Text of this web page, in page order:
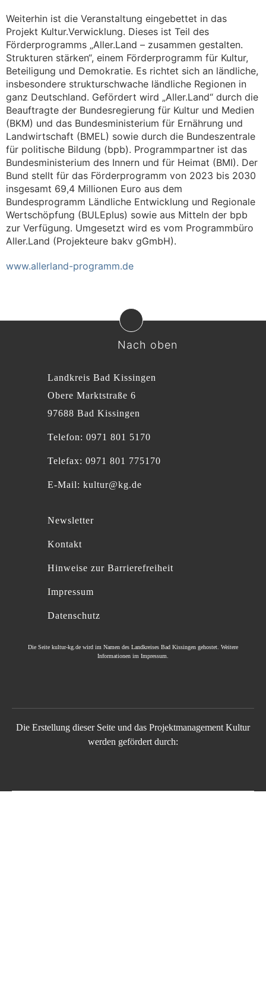
Weiterhin ist die Veranstaltung eingebettet in das
Projekt Kultur.Verwicklung. Dieses ist Teil des
Förderprogramms „Aller.Land – zusammen gestalten.
Strukturen stärken“, einem Förderprogramm für Kultur,
Beteiligung und Demokratie. Es richtet sich an ländliche,
insbesondere strukturschwache ländliche Regionen in
ganz Deutschland. Gefördert wird „Aller.Land“ durch die
Beauftragte der Bundesregierung für Kultur und Medien
(BKM) und das Bundesministerium für Ernährung und
Landwirtschaft (BMEL) sowie durch die Bundeszentrale
für politische Bildung (bpb). Programmpartner ist das
Bundesministerium des Innern und für Heimat (BMI). Der
Bund stellt für das Förderprogramm von 2023 bis 2030
insgesamt 69,4 Millionen Euro aus dem
Bundesprogramm Ländliche Entwicklung und Regionale
Wertschöpfung (BULEplus) sowie aus Mitteln der bpb
zur Verfügung. Umgesetzt wird es vom Programmbüro
Aller.Land (Projekteure bakv gGmbH).
www.allerland-programm.de
Nach oben
Landkreis Bad Kissingen
Obere Marktstraße 6
97688 Bad Kissingen
Telefon: 0971 801 5170
Telefax: 0971 801 775170
E-Mail: kultur@kg.de
Newsletter
Kontakt
Hinweise zur Barrierefreiheit
Impressum
Datenschutz
Die Seite kultur-kg.de wird im Namen des Landkreises Bad Kissingen gehostet. Weitere
Informationen im Impressum
Die Erstellung dieser Seite und das Projektmanagement Kultur
werden gefördert durch: